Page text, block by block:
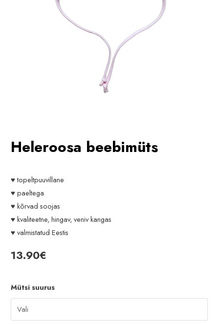
Heleroosa beebimüts
♥ topeltpuuvillane
♥ paeltega
♥ kõrvad soojas
♥ kvaliteetne, hingav, veniv kangas
♥ valmistatud Eestis
13.90€
Mütsi suurus